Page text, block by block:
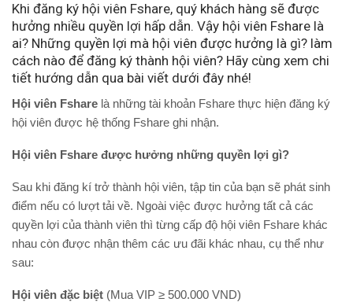
Khi đăng ký hội viên Fshare, quý khách hàng sẽ được
hưởng nhiều quyền lợi hấp dẫn. Vậy hội viên Fshare là
ai? Những quyền lợi mà hội viên được hưởng là gì? làm
cách nào để đăng ký thành hội viên? Hãy cùng xem chi
tiết hướng dẫn qua bài viết dưới đây nhé!
Hội viên Fshare là những tài khoản Fshare thực hiện đăng ký
hội viên được hệ thống Fshare ghi nhận.
Hội viên Fshare được hưởng những quyền lợi gì?
Sau khi đăng kí trở thành hội viên, tập tin của bạn sẽ phát sinh
điểm nếu có lượt tải về. Ngoài việc được hưởng tất cả các
quyền lợi của thành viên thì từng cấp độ hội viên Fshare khác
nhau còn được nhận thêm các ưu đãi khác nhau, cụ thể như
sau:
Hội viên đặc biệt (Mua VIP ≥ 500.000 VND)